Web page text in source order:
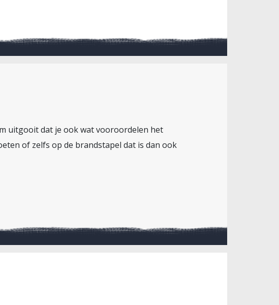
uitgooit dat je ook wat vooroordelen het
of zelfs op de brandstapel dat is dan ook